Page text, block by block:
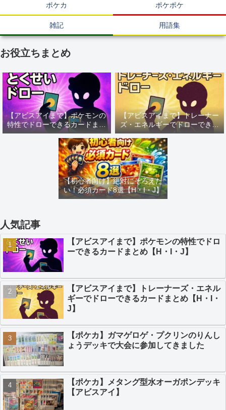
ポケカ ポケポケ
雑記 用語集
お役立ちまとめ
【アビスアイまで】ポケモンの
特性でドローできるカードまと
め【H・I・J】
【アビスアイまで】トレーナー
ズ・エネルギーでドローできる
カードまとめ【H・I・J】
【初心者向け】絶対にそろえた
い！必須カード8選【H・I・J】
人気記事
【アビスアイまで】ポケモンの特性でドロ
ーできるカードまとめ【H・I・J】
【アビスアイまで】トレーナーズ・エネル
ギーでドローできるカードまとめ【H・I・
J】
【ポケカ】ガマゲロゲ・プクリンのりんし
ょうデッキで大会に参加してきました
【ポケカ】メタング型水オーガポンデッキ
【アビスアイ】